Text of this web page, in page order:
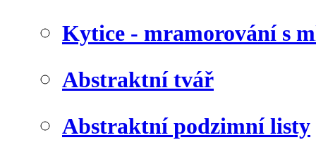
Kytice - mramorování s
Abstraktní tvář
Abstraktní podzimní listy